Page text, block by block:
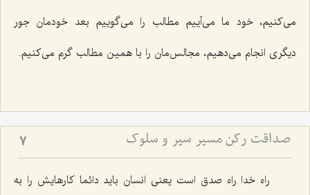
می‌کنیم، خود ما می‌آییم مطالب را می‌گوییم بعد خودمان جور
دیگری انجام می‌دهیم، مجالس‌مان را با همین مطالب گرم می‌کنیم.
صداقت رکن مسیر سیر و سلوک 7
راه خدا راه صدق است یعنی انسان باید دائما کارهایش را به